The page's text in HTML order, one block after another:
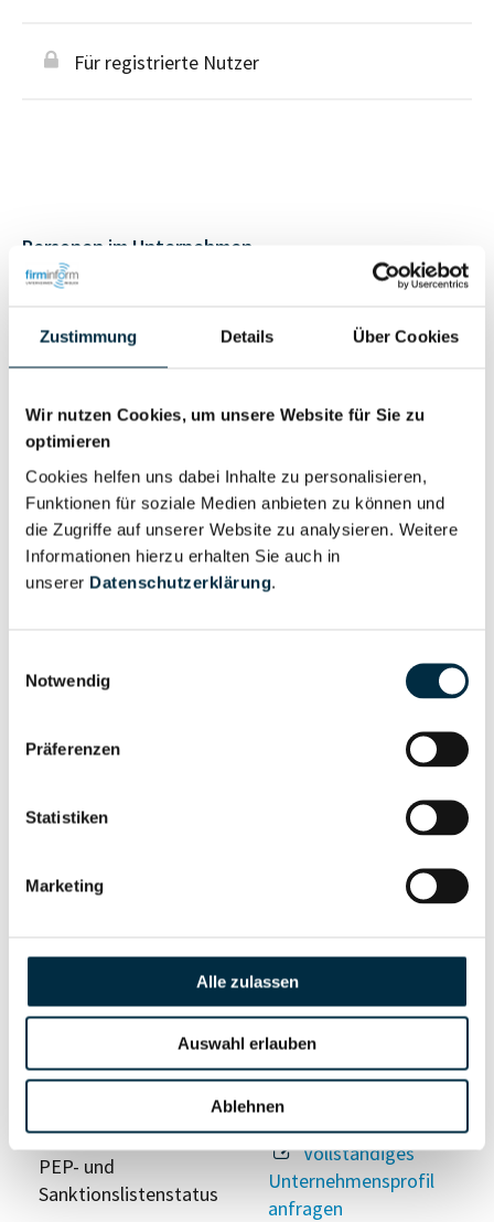
Zustimmung Details Über Cookies
Wir nutzen Cookies, um unsere Website für Sie zu
optimieren
Cookies helfen uns dabei Inhalte zu personalisieren,
Funktionen für soziale Medien anbieten zu können und
die Zugriffe auf unserer Website zu analysieren. Weitere
Informationen hierzu erhalten Sie auch in
unserer Datenschutzerklärung.
Notwendig
Präferenzen
Statistiken
Marketing
Alle zulassen
Auswahl erlauben
Ablehnen
Für registrierte Nutzer
Personen im Unternehmen
Geschäftsführer (1)
Für registrierte
Nutzer
Wirtschaftlich
Berechtigter
Vollständiges
anfragen
Eigentums- und Kontrollstruktur
Gesellschafterstruktur
Vollständiges
Unternehmensprofil
Unternehmensnetzwerk
Unternehmensprofil
Berechtigten Pfad
anfragen
Risikoinformationen
PEP- und
Sanktionslistenstatus
Vollständiges
Unternehmensprofil
anfragen